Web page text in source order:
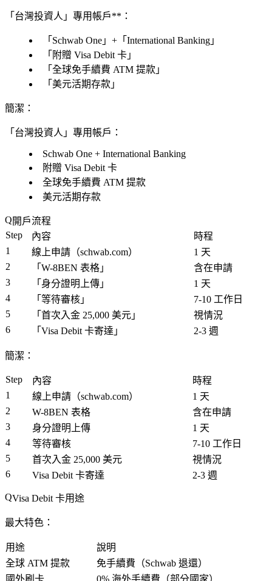
「台灣投資人」專用帳戶**：
「 Schwab One」 +「 International Banking」
「 附贈 Visa Debit 卡」
「 全球免手續費 ATM 提款」
「美元活期存款」
簡潔：
「台灣投資人」專用帳戶：
Schwab One + International Banking
附贈 Visa Debit 卡
全球免手續費 ATM 提款
美元活期存款
開戶流程
Step
內容
時程
1
線上申請（schwab.com）
1 天
2
「W-8BEN 表格」
含在申請
3
「身分證明上傳」
1 天
4
「等待審核」
7-10 工作日
5
「首次入金 25,000 美元」
視情況
6
「Visa Debit 卡寄達」 2-3 週
簡潔：
Step 內容
時程
1
線上申請（schwab.com）
1 天
2
W-8BEN 表格
含在申請
3
身分證明上傳
1 天
4
等待審核
7-10 工作日
5
首次入金 25,000 美元
視情況
6
Visa Debit 卡寄達 2-3 週
Visa Debit 卡用途
最大特色：
用途
說明
全球 ATM 提款
免手續費（Schwab 退還）